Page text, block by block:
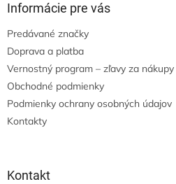
Informácie pre vás
Predávané značky
Doprava a platba
Vernostný program – zľavy za nákupy
Obchodné podmienky
Podmienky ochrany osobných údajov
Kontakty
Kontakt